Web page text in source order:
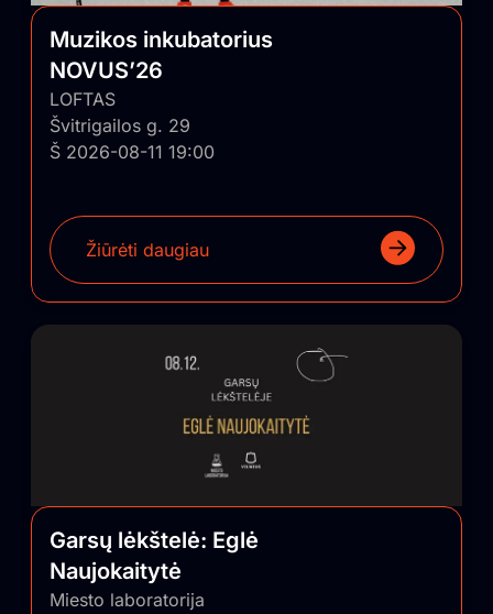
Muzikos inkubatorius
NOVUS’26
LOFTAS
Švitrigailos g. 29
Š 2026-08-11 19:00
Žiūrėti daugiau
Garsų lėkštelė: Eglė
Naujokaitytė
Miesto laboratorija